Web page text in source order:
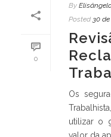
0
By
Posted 30
Os
utilizar o
valor da